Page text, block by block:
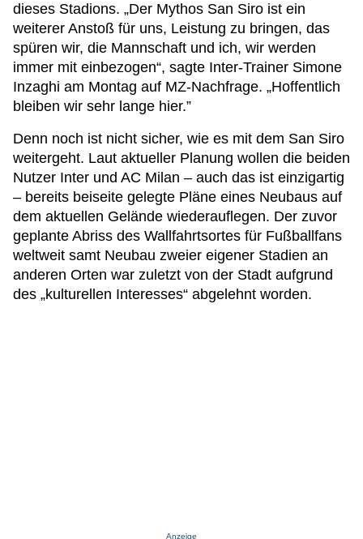
dieses Stadions. „Der Mythos San Siro ist ein
weiterer Anstoß für uns, Leistung zu bringen, das
spüren wir, die Mannschaft und ich, wir werden
immer mit einbezogen“, sagte Inter-Trainer Simone
Inzaghi am Montag auf MZ-Nachfrage. „Hoffentlich
bleiben wir sehr lange hier.”
Denn noch ist nicht sicher, wie es mit dem San Siro
weitergeht. Laut aktueller Planung wollen die beiden
Nutzer Inter und AC Milan – auch das ist einzigartig
– bereits beiseite gelegte Pläne eines Neubaus auf
dem aktuellen Gelände wiederauflegen. Der zuvor
geplante Abriss des Wallfahrtsortes für Fußballfans
weltweit samt Neubau zweier eigener Stadien an
anderen Orten war zuletzt von der Stadt aufgrund
des „kulturellen Interesses“ abgelehnt worden.
Anzeige